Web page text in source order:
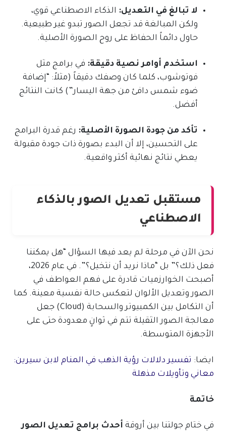
لا تبالغ في التعديل: الذكاء الاصطناعي قوي،
ولكن المبالغة قد تجعل الصور تبدو غير طبيعية.
حاول دائماً الحفاظ على روح الصورة الأصلية.
استخدم أوامر نصية دقيقة: في برامج مثل
فوتوشوب، كلما كان وصفك دقيقاً (مثلاً: “إضافة
ضوء شمس دافئ من جهة اليسار”) كانت النتائج
أفضل.
تأكد من جودة الصورة الأصلية: رغم قدرة البرامج
على التحسين، إلا أن البدء بصورة ذات جودة مقبولة
يعطي نتائج نهائية أكثر واقعية.
مستقبل تعديل الصور بالذكاء
الاصطناعي
نحن الآن في مرحلة لم يعد فيها السؤال “هل يمكننا
فعل ذلك؟” بل “ماذا نريد أن نتخيل؟”. في عام 2026،
أصبحت الخوارزميات قادرة على فهم العواطف في
الصور وتعديل الألوان لتعكس حالة نفسية معينة. كما
أن التكامل بين الكمبيوتر والسحابة (Cloud) جعل
معالجة الصور الثقيلة تتم في ثوانٍ معدودة حتى على
الأجهزة المتوسطة.
ايضا: تفسير دلالات رؤية الذهب في المنام لابن سيرين:
معاني وتأويلات مذهلة
خاتمة
في ختام جولتنا بين أروقة أحدث برامج تعديل الصور